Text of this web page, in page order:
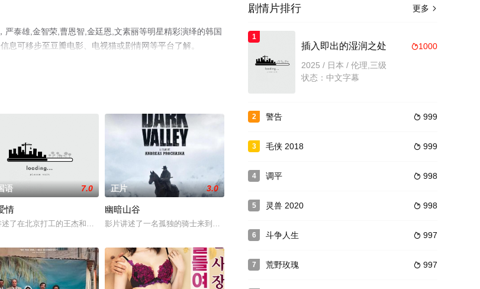
泰雄,金智荣,曹恩智,金廷恩,文素丽等明星精彩演绎的韩国
息可移步至豆瓣电影、电视猫或剧情网等平台了解。
关美枝子，摘取了世界女柔的三连冠的桂冠。亚运会日益临近，领导和教练对于让谁参
片描述自己家乡的作文难住了。争论后，大家决定乘坐万能机器人布鲁变出的时光机，到远古参观旅游寻找灵感。可无奈卷
语 7.0
情
述了在北京打工的王杰和斯斯蜗居地下室时发生的浪漫爱情故事。王杰和斯斯租住在同一个地下室，两个人互有好感。一次在超市的偶遇，
正片 3.0
幽暗山谷
影片讲述了一名孤独的骑士来到了阿尔卑斯高处的一座小镇，这里没有人认识他，也没有人知道他来此地的目
更多 
剧情片排行
1
1000
插入即出的湿润之处
2025 / 日本 / 伦理,三级
状态：中文字幕
2  999
警告
3  999
毛侠 2018
4  998
调平
5  998
灵兽 2020
6  997
斗争人生
7  997
荒野玫瑰